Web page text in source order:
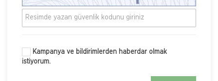
Kampanya ve bildirimlerden haberdar olmak
istiyorum.